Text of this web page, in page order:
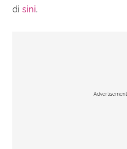
di sini.
Advertisement